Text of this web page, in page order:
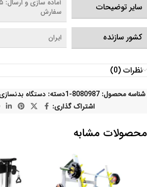
سایر توضیحات
سفارش
کشور سازنده ایران
نظرات (0)
شناسه محصول: 8080987-1 دسته: دستگاه
اشتراک گذاری:
محصولات مشابه